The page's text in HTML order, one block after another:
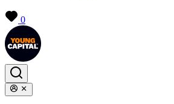
0